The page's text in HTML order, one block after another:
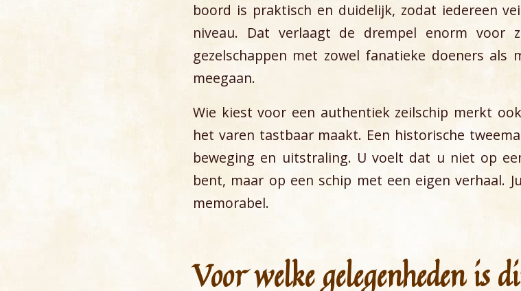
boord is praktisch en duidelijk, zodat iedereen
niveau. Dat verlaagt de drempel enorm voor
gezelschappen met zowel fanatieke doeners als
meegaan.
Wie kiest voor een authentiek zeilschip merkt
het varen tastbaar maakt. Een historische
beweging en uitstraling. U voelt dat u niet op
bent, maar op een schip met een eigen verhaal.
memorabel.
Voor welke gelegenheden is